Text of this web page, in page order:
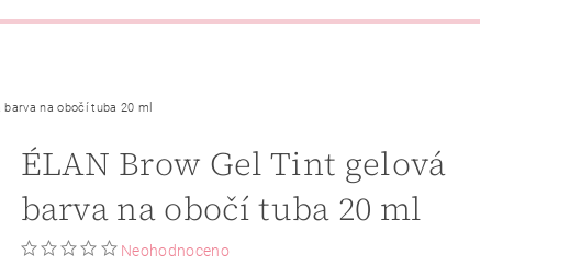
na obočí tuba 20 ml
ÉLAN Brow Gel Tint gelová
barva na obočí tuba 20 ml
Neohodnoceno